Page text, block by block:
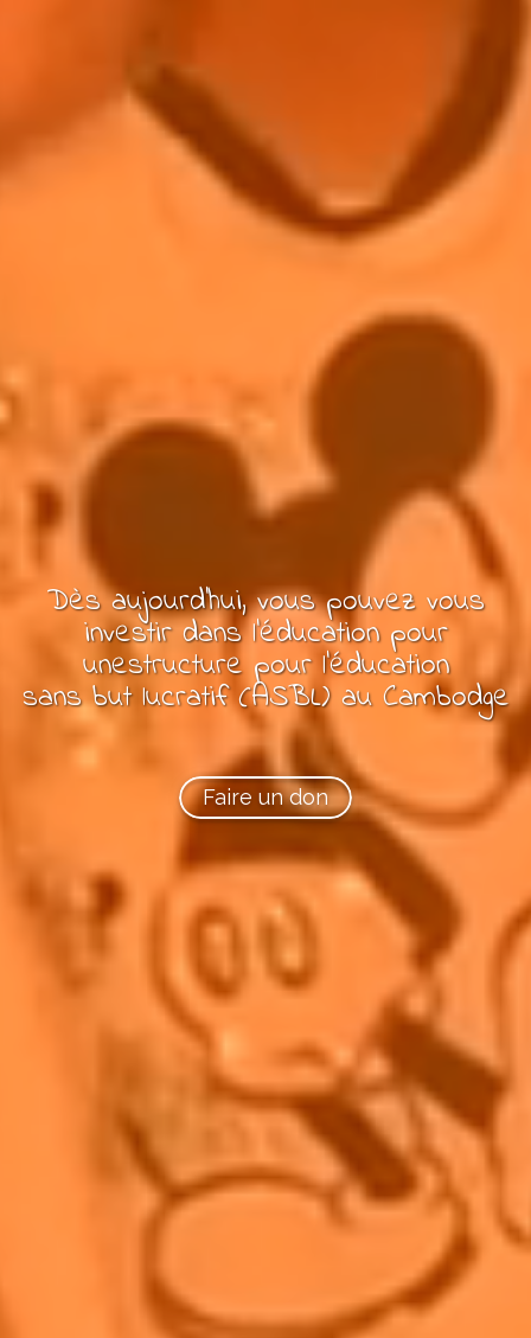
Dès aujourd'hui, vous pouvez vous
investir dans l'éducation pour
unestructure pour l'éducation
sans but lucratif (ASBL)au Cambodge
Faire un don